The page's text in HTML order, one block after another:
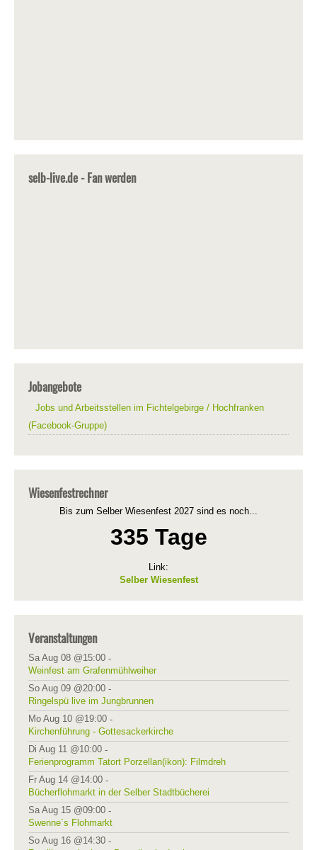
selb-live.de - Fan werden
Jobangebote
Jobs und Arbeitsstellen im Fichtelgebirge / Hochfranken
(Facebook-Gruppe)
Wiesenfestrechner
Bis zum Selber Wiesenfest 2027 sind es noch...
335 Tage
Link:
Selber Wiesenfest
Veranstaltungen
Sa Aug 08 @15:00 -
Weinfest am Grafenmühlweiher
So Aug 09 @20:00 -
Ringelspü live im Jungbrunnen
Mo Aug 10 @19:00 -
Kirchenführung - Gottesackerkirche
Di Aug 11 @10:00 -
Ferienprogramm Tatort Porzellan(ikon): Filmdreh
Fr Aug 14 @14:00 -
Bücherflohmarkt in der Selber Stadtbücherei
Sa Aug 15 @09:00 -
Swenne´s Flohmarkt
So Aug 16 @14:30 -